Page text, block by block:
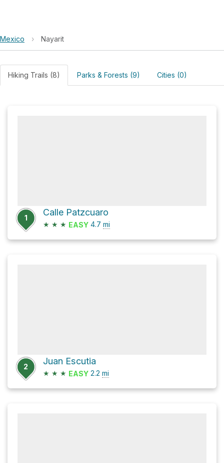
Mexico › Nayarit
Hiking Trails (8) Parks & Forests (9) Cities (0)
1
Calle Patzcuaro
★ ★ ★ EASY 4.7 mi
2
Juan Escutia
★ ★ ★ EASY 2.2 mi